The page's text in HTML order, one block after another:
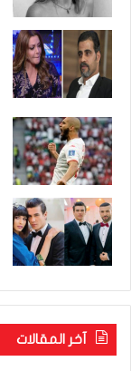
آخر المقالات